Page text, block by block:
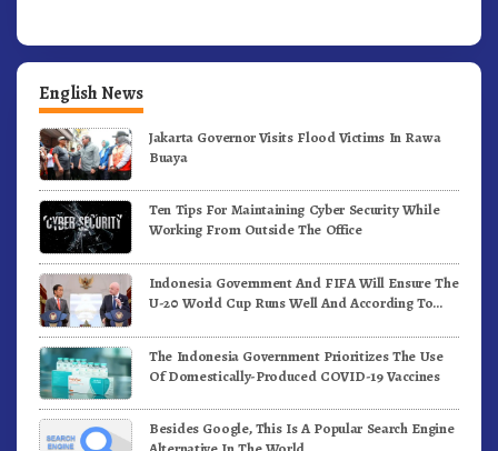
English News
Jakarta Governor Visits Flood Victims In Rawa
Buaya
Ten Tips For Maintaining Cyber Security While
Working From Outside The Office
Indonesia Government And FIFA Will Ensure The
U-20 World Cup Runs Well And According To
The Indonesia Government Prioritizes The Use
Of Domestically-Produced COVID-19 Vaccines
Besides Google, This Is A Popular Search Engine